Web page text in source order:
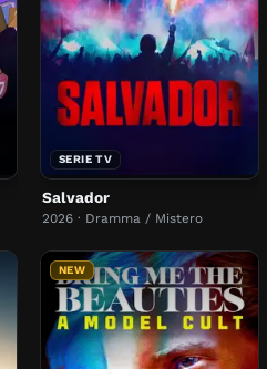
SERIE TV
Salvador
2026 · Dramma / Mistero
NEW